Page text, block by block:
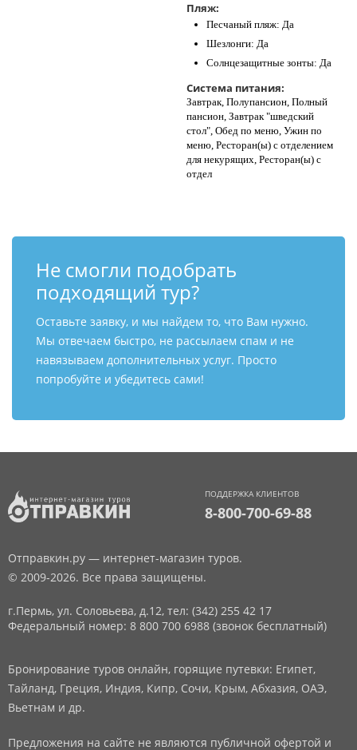
Пляж:
Песчаный пляж: Да
Шезлонги: Да
Солнцезащитные зонты: Да
Система питания:
Завтрак, Полупансион, Полный
пансион, Завтрак "шведский
стол", Обед по меню, Ужин по
меню, Ресторан(ы) с отделением
для некурящих, Ресторан(ы) с
отдел
Не смогли подобрать
подходящий тур?
Оставьте заявку, и мы найдем то, что Вам нужно.
Мы отвечаем быстро, не рассылаем спам и не
навязываем дополнительных услуг. Просто
попробуйте и убедитесь сами!
ПОДДЕРЖКА КЛИЕНТОВ
8-800-700-69-88
Отправкин.ру — интернет-магазин туров.
© 2009-2026. Все права защищены.
г.Пермь, ул. Соловьева, д.12, тел: (342) 255 42 17
Федеральный номер: 8 800 700 6988 (звонок бесплатный)
Бронирование туров онлайн, горящие путевки: Египет,
Тайланд, Греция, Индия, Кипр, Сочи, Крым, Абхазия, ОАЭ,
Вьетнам и др.
Предложения на сайте не являются публичной офертой и